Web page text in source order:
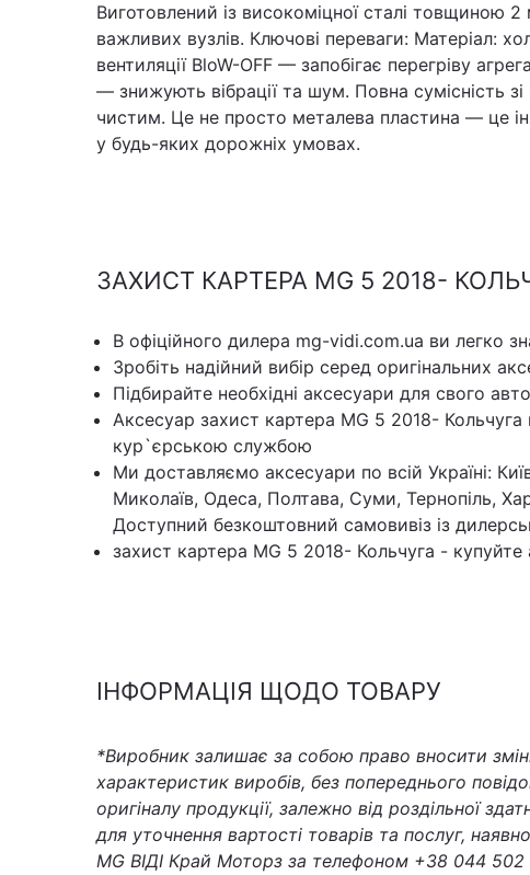
Виготовлений із високоміцної сталі товщиною
важливих вузлів. Ключові переваги: Матеріал:
вентиляції BloW-OFF — запобігає перегріву
— знижують вібрації та шум. Повна сумісність
чистим. Це не просто металева пластина — це
у будь-яких дорожніх умовах.
ЗАХИСТ КАРТЕРА MG 5 2018-
В офіційного дилера mg-vidi.com.ua ви легко
Зробіть надійний вибір серед оригінальних
Підбирайте необхідні аксесуари для свого
Аксесуар захист картера MG 5 2018-
кур`єрською службою
Ми доставляємо аксесуари по всій Україні:
Миколаїв, Одеса, Полтава, Суми, Тернопіль,
Доступний безкоштовний самовивіз із
захист картера MG 5 2018- Кольчуга -
ІНФОРМАЦІЯ ЩОДО ТОВАРУ
*Виробник залишає за собою право вносити
характеристик виробів, без попереднього
оригіналу продукції, залежно від роздільної
для уточнення вартості товарів та послуг,
MG ВІДІ Край Моторз за телефоном +38 044